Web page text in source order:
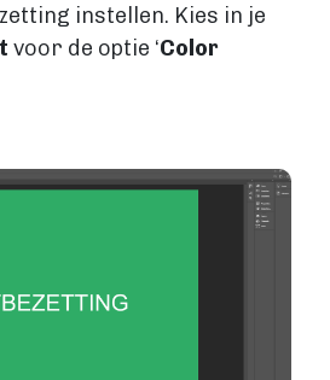
instellen. Kies in je
voor de optie ‘Color